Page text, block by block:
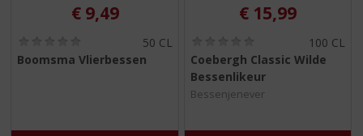
€ 9,49
,
50 CL
Boomsma Vlierbessen
€ 15,99
,
100 CL
Coebergh Classic Wilde
Bessenlikeur
Bessenjenever